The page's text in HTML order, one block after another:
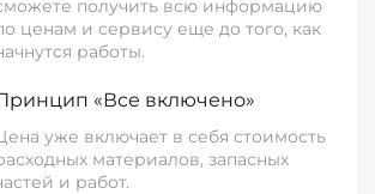
получить всю информацию
ценам и сервису еще до того, как
работы.
«Все включено»
уже включает в себя стоимость
материалов, запасных
и работ.